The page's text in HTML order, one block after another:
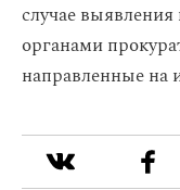
случае
органами
направленные на